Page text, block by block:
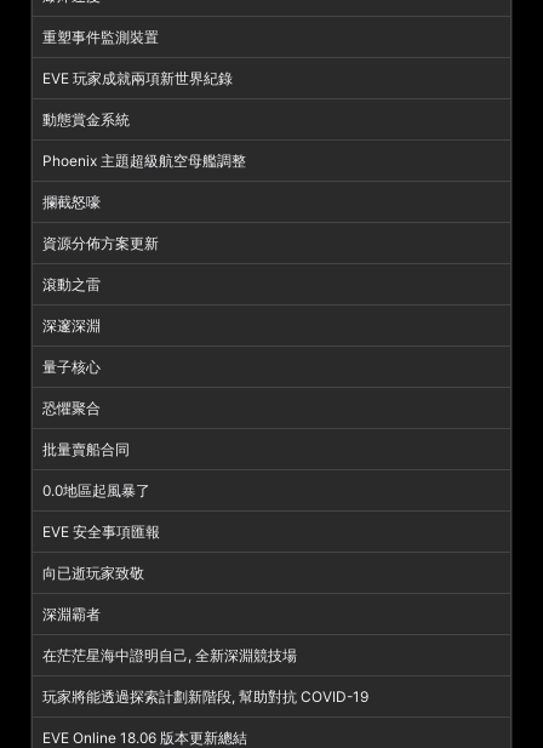
重塑事件監測裝置
EVE 玩家成就兩項新世界紀錄
動態賞金系統
Phoenix 主題超級航空母艦調整
攔截怒嚎
資源分佈方案更新
滾動之雷
深邃深淵
量子核心
恐懼聚合
批量賣船合同
0.0地區起風暴了
EVE 安全事項匯報
向已逝玩家致敬
深淵霸者
在茫茫星海中證明自己, 全新深淵競技場
玩家將能透過探索計劃新階段, 幫助對抗 COVID-19
EVE Online 18.06 版本更新總結